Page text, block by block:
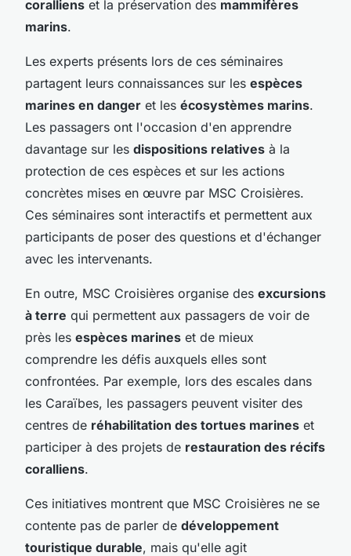
coralliens et la préservation des mammifères
marins.
Les experts présents lors de ces séminaires
partagent leurs connaissances sur les espèces
marines en danger et les écosystèmes marins.
Les passagers ont l'occasion d'en apprendre
davantage sur les dispositions relatives à la
protection de ces espèces et sur les actions
concrètes mises en œuvre par MSC Croisières.
Ces séminaires sont interactifs et permettent aux
participants de poser des questions et d'échanger
avec les intervenants.
En outre, MSC Croisières organise des excursions
à terre qui permettent aux passagers de voir de
près les espèces marines et de mieux
comprendre les défis auxquels elles sont
confrontées. Par exemple, lors des escales dans
les Caraïbes, les passagers peuvent visiter des
centres de réhabilitation des tortues marines et
participer à des projets de restauration des récifs
coralliens.
Ces initiatives montrent que MSC Croisières ne se
contente pas de parler de développement
touristique durable, mais qu'elle agit